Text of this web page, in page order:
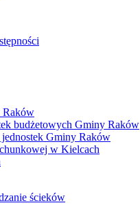
Raków
budżetowych Gminy Raków
Gminy Raków
w Kielcach
ścieków